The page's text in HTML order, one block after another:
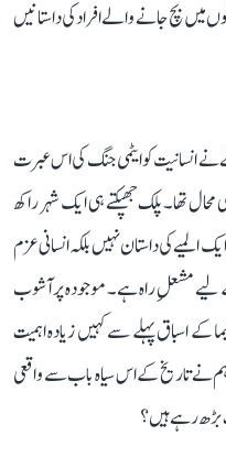
میں بچ جانے والے افراد کی داستانیں
حملے نے انسانیت کو ایٹمی جنگ کی اس عبرت
تھا۔ پلک جھپکتے ہی ایک شہر راکھ
المیے کی داستان نہیں بلکہ انسانی عزم
لیے مشعلِ راہ ہے۔ موجودہ پرآشوب
کے اسباق پہلے سے کہیں زیادہ اہمیت
ہم نے تاریخ کے اس سیاہ باب سے واقعی
بڑھ رہے ہیں؟